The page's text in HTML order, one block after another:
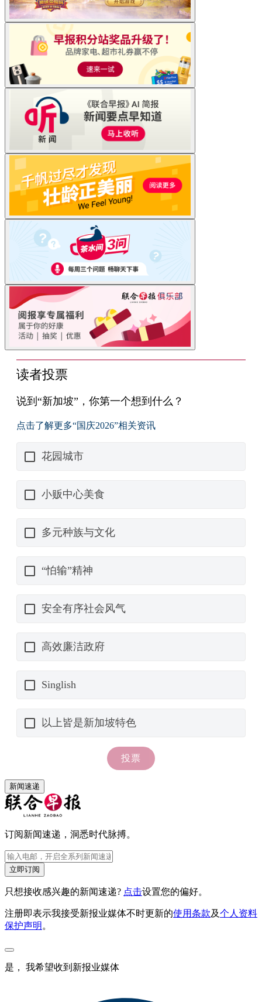
新闻速递
订阅新闻速递，洞悉时代脉搏。
立即订阅
只想接收感兴趣的新闻速递? 点击设置您的偏好。
注册即表示我接受新报业媒体不时更新的使用条款及个人资料
保护声明 。
是， 我希望收到新报业媒体